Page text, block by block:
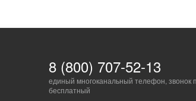
8 (800) 707-52-13
единый многоканальный телефон, звонок
бесплатный